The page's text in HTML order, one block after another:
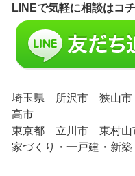
LINEで気軽に相談はコ
埼玉県 所沢市 狭山
高市
東京都 立川市 東村
家づくり・一戸建・新築